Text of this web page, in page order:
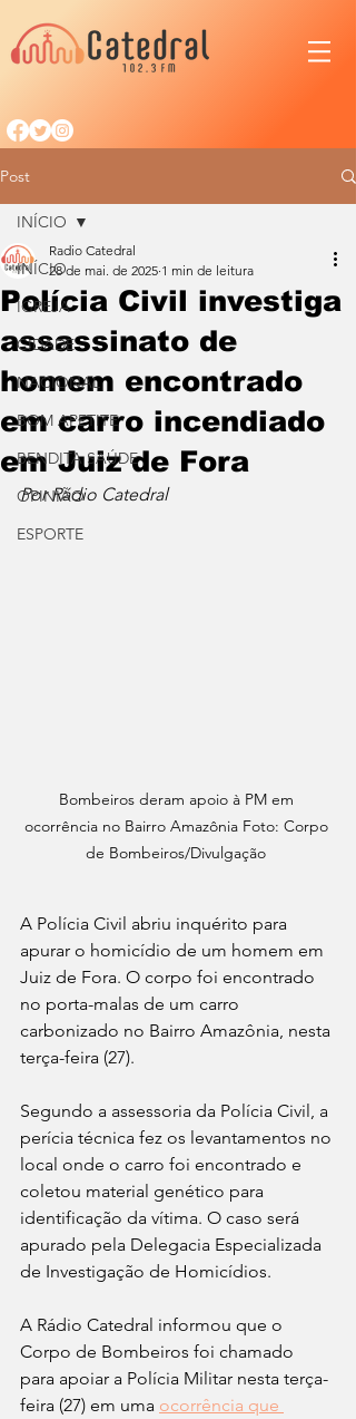
Post
INÍCIO
IGREJA
CIDADE
NACIONAL
BOM APETITE
BENDITA SAÚDE
OPINIÃO
ESPORTE
INÍCIO
Polícia Civil investiga
assassinato de
homem encontrado
em carro incendiado
em Juiz de Fora
Radio Catedral
28 de mai. de 2025 1 min de leitura
Por Rádio Catedral
Bombeiros deram apoio à PM em
ocorrência no Bairro Amazônia Foto: Corpo
de Bombeiros/Divulgação
A Polícia Civil abriu inquérito para
apurar o homicídio de um homem em
Juiz de Fora. O corpo foi encontrado
no porta-malas de um carro
carbonizado no Bairro Amazônia, nesta
terça-feira (27).
Segundo a assessoria da Polícia Civil, a
perícia técnica fez os levantamentos no
local onde o carro foi encontrado e
coletou material genético para
identificação da vítima. O caso será
apurado pela Delegacia Especializada
de Investigação de Homicídios.
A Rádio Catedral informou que o
Corpo de Bombeiros foi chamado
para apoiar a Polícia Militar nesta terça-
feira (27) em uma ocorrência que